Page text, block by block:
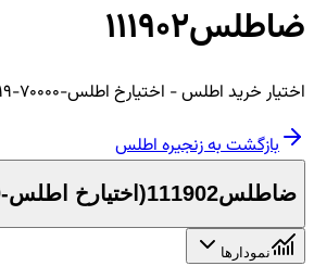
ضاطلس111902
اختیار خرید اطلس- اختیارخ اطلس-70000-14041119
بازگشت به زنجیرهاطلس
ضاطلس111902 ( اختیارخ اطلس-70000-14041119
نمودارها